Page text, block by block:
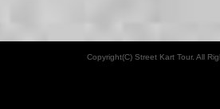
Copyright(C) Street Kart Tour. All